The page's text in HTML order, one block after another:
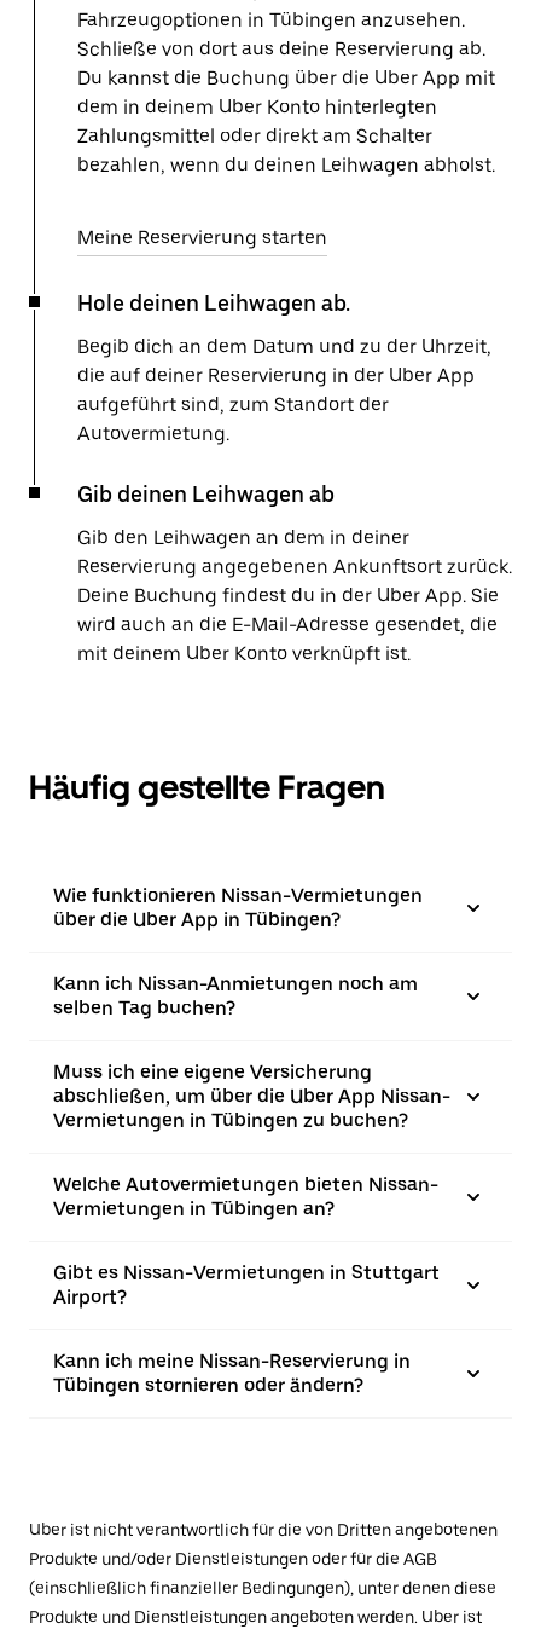
Fahrzeugoptionen in Tübingen anzusehen.
Schließe von dort aus deine Reservierung ab.
Du kannst die Buchung über die Uber App mit
dem in deinem Uber Konto hinterlegten
Zahlungsmittel oder direkt am Schalter
bezahlen, wenn du deinen Leihwagen abholst.
Meine Reservierung starten
Hole deinen Leihwagen ab.
Begib dich an dem Datum und zu der Uhrzeit,
die auf deiner Reservierung in der Uber App
aufgeführt sind, zum Standort der
Autovermietung.
Gib deinen Leihwagen ab
Gib den Leihwagen an dem in deiner
Reservierung angegebenen Ankunftsort zurück.
Deine Buchung findest du in der Uber App. Sie
wird auch an die E-Mail-Adresse gesendet, die
mit deinem Uber Konto verknüpft ist.
Häufig gestellte Fragen
Wie funktionieren Nissan-Vermietungen
über die Uber App in Tübingen?
Kann ich Nissan-Anmietungen noch am
selben Tag buchen?
Muss ich eine eigene Versicherung
abschließen, um über die Uber App Nissan-
Vermietungen in Tübingen zu buchen?
Welche Autovermietungen bieten Nissan-
Vermietungen in Tübingen an?
Gibt es Nissan-Vermietungen in Stuttgart
Airport?
Kann ich meine Nissan-Reservierung in
Tübingen stornieren oder ändern?
Uber ist nicht verantwortlich für die von Dritten angebotenen
Produkte und/oder Dienstleistungen oder für die AGB
(einschließlich finanzieller Bedingungen), unter denen diese
Produkte und Dienstleistungen angeboten werden. Uber ist